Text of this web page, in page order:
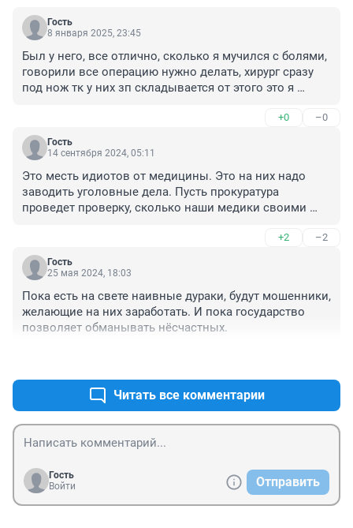
Гость
8 января 2025, 23:45
Был у него, все отлично, сколько я мучился с болями,
говорили все операцию нужно делать, хирург сразу
под нож тк у них зп складывается от этого это я
людей на всю жизнь инвалидами. Петр вам хорошего
адвоката, и продолжайте делать людям добро
+0 –0
Гость
14 сентября 2024, 05:11
Это месть идиотов от медицины. Это на них надо
заводить уголовные дела. Пусть прокуратура
проведет проверку, сколько наши медики своими
официальными медиками у них ошибок на порядок
больше. И ничего. Продолжают делать инвалидов.
+2 –2
Гость
25 мая 2024, 18:03
Пока есть на свете наивные дураки, будут мошенники,
желающие на них заработать. И пока государство
позволяет обманывать нёсчастных.
Читать все комментарии
Гость
Войти
Отправить